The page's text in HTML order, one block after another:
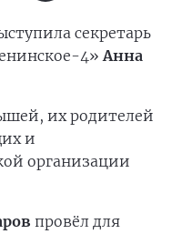
секретарь
4»Анна
их родителей
и
организации
провёл для